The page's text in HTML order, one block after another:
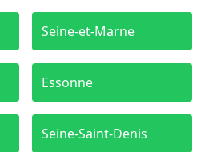
Seine-et-Marne
Essonne
Seine-Saint-Denis